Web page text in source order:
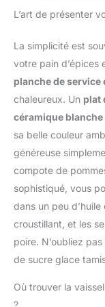
L’art de présenter
La simplicité est
votre pain d’épices
planche de service
chaleureux. Un plat
céramique
sa belle couleur
généreuse
compote de
sophistiqué, vous
dans un peu
croustillant, et les
poire. N’oubliez
de sucre glace
Où trouver la
?